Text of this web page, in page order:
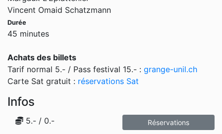
Vincent Omaid Schatzmann
Durée
45 minutes
Achats des billets
Tarif normal 5.- / Pass festival 15.- : grange-unil.ch
Carte Sat gratuit : réservations Sat
Infos
5.- / 0.- Réservations